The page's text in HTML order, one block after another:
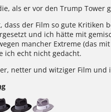
als er vor den Trump Tower
dass der Film so gute Kritiken
und ich hätte mit
mancher Extreme (das
ich echt nicht gedacht.
netter und witziger Film und